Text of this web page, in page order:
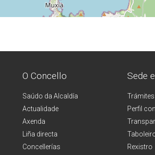
O Concello
Saúdo da Alcaldía
Actualidade
Axenda
Liña directa
Concellerías
Sede
Trámites
Perfil
Rexistro